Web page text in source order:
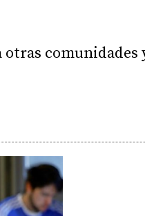
comunidades